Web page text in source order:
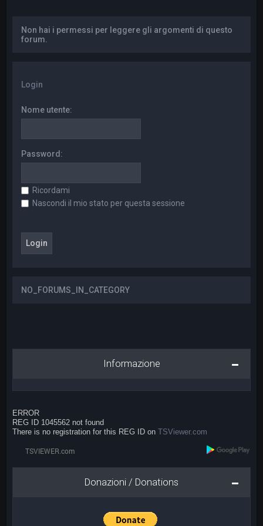
Non hai i permessi per leggere gli argomenti di questo
forum.
Login
Nome utente:
Password:
Ricordami
Nascondi il mio stato per questa sessione
NO_FORUMS_IN_CATEGORY
Informazione
ERROR
REG ID 1045562 not found
There is no registration for this REG ID onTSViewer.com
Donazioni / Donations